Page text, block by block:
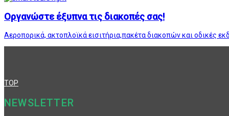
Οργανώστε έξυπνα τις διακοπές σας!
Αεροπορικά, ακτοπλοϊκά εισιτήρια,πακέτα διακοπών και οδικές
TOP
NEWSLETTER